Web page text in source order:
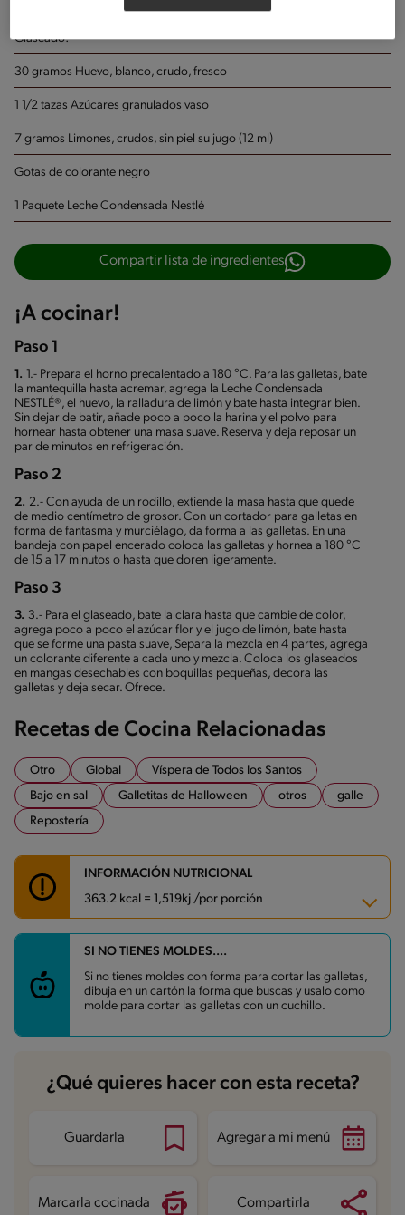
Glaseado:
30 gramos Huevo, blanco, crudo, fresco
1 1/2 tazas Azúcares granulados vaso
7 gramos Limones, crudos, sin piel su jugo (12 ml)
Gotas de colorante negro
1 Paquete Leche Condensada Nestlé
Compartir lista de ingredientes
¡A cocinar!
Paso 1
1. 1.- Prepara el horno precalentado a 180 °C. Para las galletas, bate
la mantequilla hasta acremar, agrega la Leche Condensada
NESTLÉ®, el huevo, la ralladura de limón y bate hasta integrar bien.
Sin dejar de batir, añade poco a poco la harina y el polvo para
hornear hasta obtener una masa suave. Reserva y deja reposar un
par de minutos en refrigeración.
Paso 2
2. 2.- Con ayuda de un rodillo, extiende la masa hasta que quede
de medio centímetro de grosor. Con un cortador para galletas en
forma de fantasma y murciélago, da forma a las galletas. En una
bandeja con papel encerado coloca las galletas y hornea a 180 °C
de 15 a 17 minutos o hasta que doren ligeramente.
Paso 3
3. 3.- Para el glaseado, bate la clara hasta que cambie de color,
agrega poco a poco el azúcar flor y el jugo de limón, bate hasta
que se forme una pasta suave, Separa la mezcla en 4 partes, agrega
un colorante diferente a cada uno y mezcla. Coloca los glaseados
en mangas desechables con boquillas pequeñas, decora las
galletas y deja secar. Ofrece.
Recetas de Cocina Relacionadas
Otro Global
Víspera de Todos los Santos
Bajo en sal
Galletitas de Halloween otros
galle
Repostería
INFORMACIÓN NUTRICIONAL
363.2 kcal = 1,519kj /por porción
Carbohidratos 63 g
Energía 363.2 kcal
Grasas 9.3 g
Fibra 0.9 g
Proteína
SI NO TIENES MOLDES....
Si no tienes moldes con forma para cortar las galletas,
dibuja en un cartón la forma que buscas y usalo como
molde para cortar las galletas con un cuchillo.
¿Qué quieres hacer con esta receta?
Guardarla Agregar a mi menú
Marcarla cocinada Compartirla